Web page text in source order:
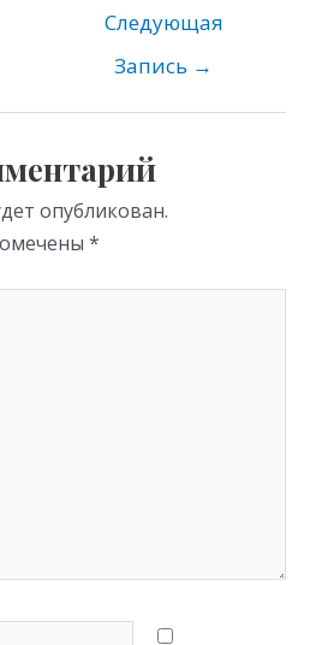
p
Следующая
Запись →
опубликован.
*